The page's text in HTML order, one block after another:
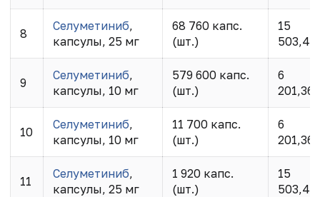
8
Селуметиниб,
капсулы, 25 мг
68 760 капс.
(шт.)
15
503,40
9
Селуметиниб,
капсулы, 10 мг
579 600 капс.
(шт.)
6
201,36
10
Селуметиниб,
капсулы, 10 мг
11 700 капс.
(шт.)
6
201,36
11
Селуметиниб,
капсулы, 25 мг
1 920 капс.
(шт.)
15
503,40